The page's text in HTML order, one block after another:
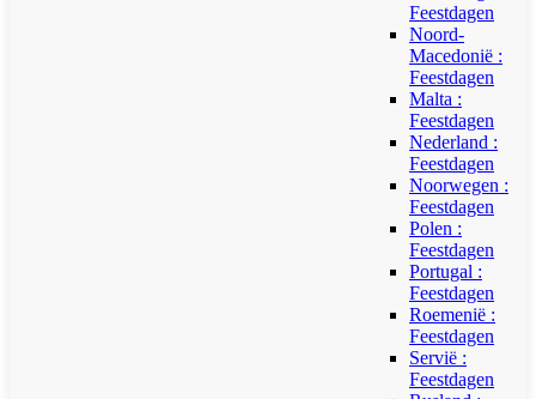
Feestdagen
Noord-
Macedonië :
Feestdagen
Malta :
Feestdagen
Nederland :
Feestdagen
Noorwegen :
Feestdagen
Polen :
Feestdagen
Portugal :
Feestdagen
Roemenië :
Feestdagen
Servië :
Feestdagen